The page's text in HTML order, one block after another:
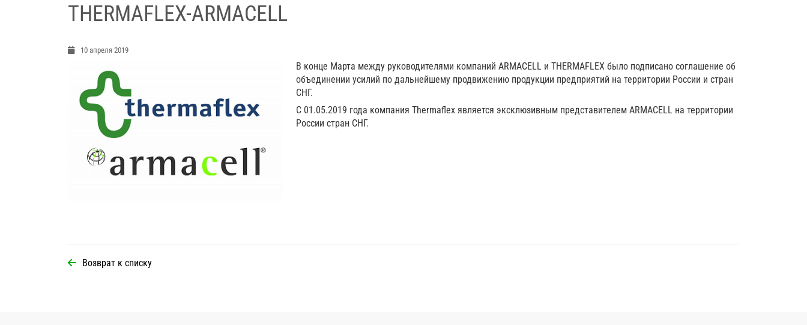
THERMAFLEX-ARMACELL
10 апреля 2019
В конце Марта между руководителями компаний ARMACELL и THERMAFLEX было подписано соглашение об
объединении усилий по дальнейшему продвижению продукции предприятий на территории России и стран
СНГ.
С 01.05.2019 года компания Thermaflex является эксклюзивным представителем ARMACELL на территории
России стран СНГ.
Возврат к списку